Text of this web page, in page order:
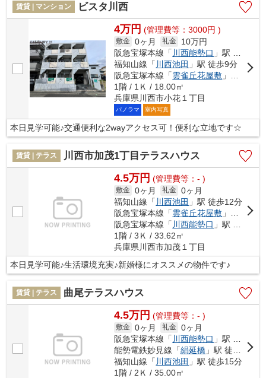
賃貸 | マンション ビスタ川西
4万円 (管理費等：3000円 )
敷金 0ヶ月 礼金
10万円
阪急宝塚本線「 川西能勢口 」駅 徒歩7分
福知山線「 川西池田 」駅 徒歩9分
阪急宝塚本線「雲雀丘花屋敷 」駅 徒歩19分
1階 / 1Ｋ / 18.00㎡
兵庫県川西市小花１丁目
パノラマ 室内写真
本日見学可能♪交通便利な2wayアクセス可！便利な立地です☆
賃貸 | テラス 川西市加茂1丁目テラスハウス
4.5万円 (管理費等：- )
敷金 0ヶ月 礼金 0ヶ月
福知山線「 川西池田 」駅 徒歩12分
阪急宝塚本線「雲雀丘花屋敷 」駅 徒歩18分
阪急宝塚本線「 川西能勢口 」駅 徒歩22分
1階 / 3Ｋ / 33.62㎡
兵庫県川西市加茂１丁目
本日見学可能♪生活環境充実♪新婚様にオススメの物件です♪
賃貸 | テラス 曲尾テラスハウス
4.5万円 (管理費等：- )
敷金 0ヶ月 礼金 0ヶ月
阪急宝塚本線「 川西能勢口 」駅 徒歩8分
能勢電鉄妙見線「絹延橋 」駅 徒歩11分
福知山線「 川西池田 」駅 徒歩15分
1階 / 2Ｋ / 35.00㎡